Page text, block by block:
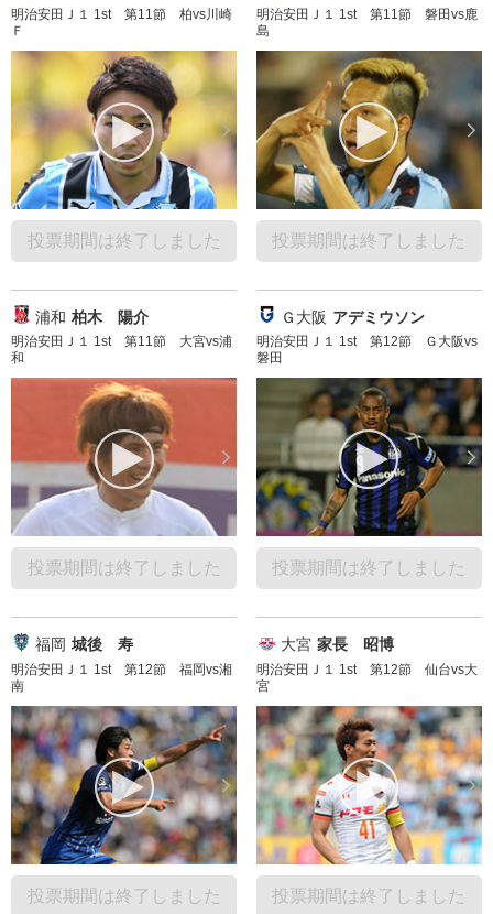
明治安田Ｊ１ 1st 第11節 柏vs川崎
Ｆ
投票期間は終了しました
明治安田Ｊ１ 1st 第11節 磐田vs鹿
島
投票期間は終了しました
浦和 柏木 陽介
明治安田Ｊ１ 1st 第11節 大宮vs浦
和
投票期間は終了しました
Ｇ大阪 アデミウソン
明治安田Ｊ１ 1st 第12節 Ｇ大阪vs
磐田
投票期間は終了しました
福岡 城後 寿
明治安田Ｊ１ 1st 第12節 福岡vs湘
南
投票期間は終了しました
大宮 家長 昭博
明治安田Ｊ１ 1st 第12節 仙台vs大
宮
投票期間は終了しました